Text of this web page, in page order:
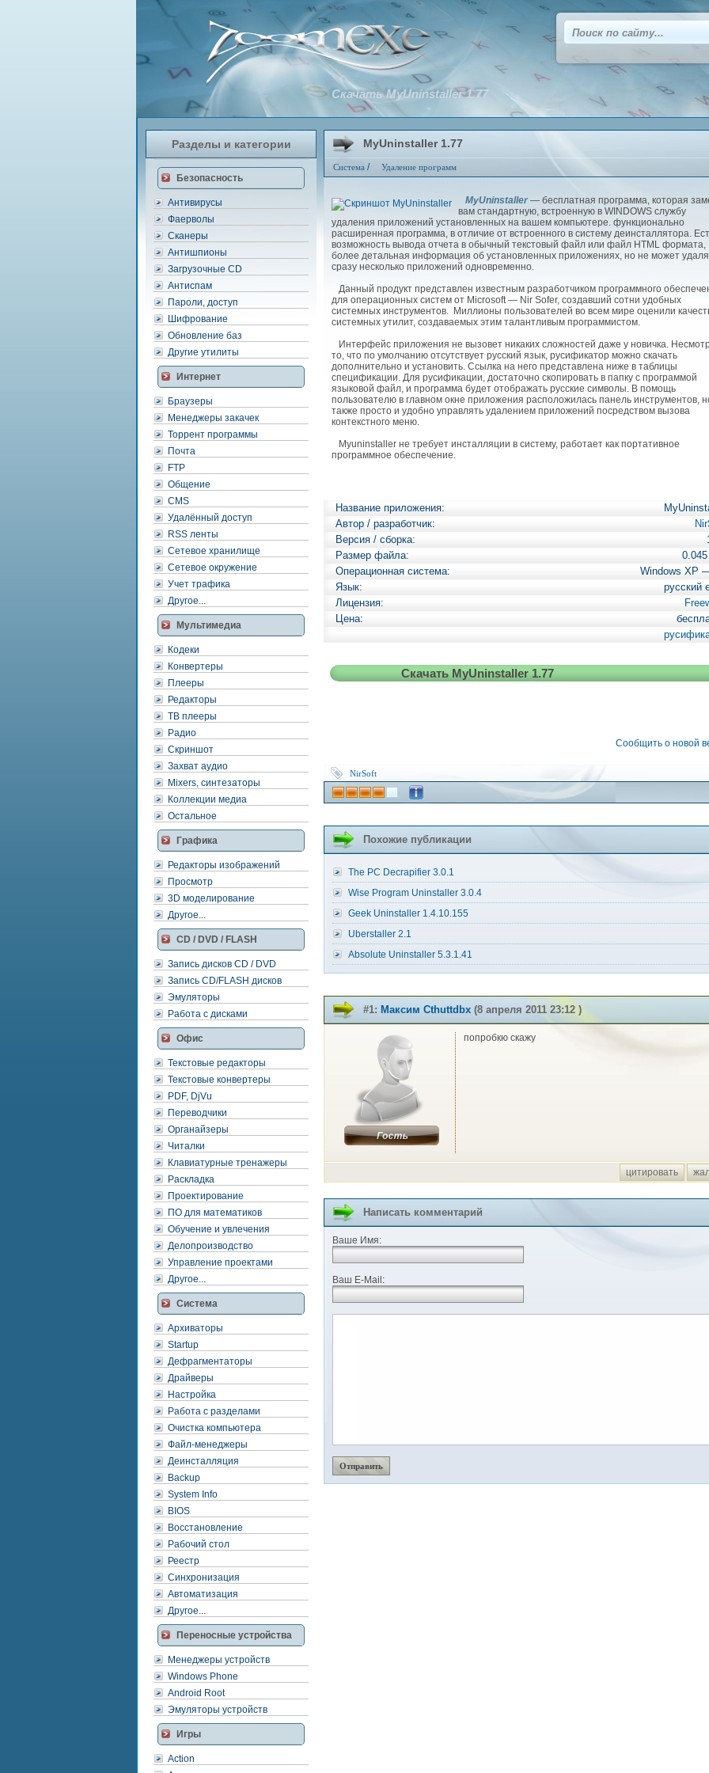
Разделы и категории
Безопасность
Антивирусы
Фаерволы
Сканеры
Антишпионы
Загрузочные CD
Антиспам
Пароли, доступ
Шифрование
Обновление баз
Другие утилиты
Интернет
Браузеры
Менеджеры закачек
Торрент программы
Почта
FTP
Общение
CMS
Удалённый доступ
RSS ленты
Сетевое хранилище
Сетевое окружение
Учет трафика
Другое...
Мультимедиа
Кодеки
Конвертеры
Плееры
Редакторы
ТВ плееры
Радио
Скриншот
Захват аудио
Mixers, синтезаторы
Коллекции медиа
Остальное
Графика
Редакторы изображений
Просмотр
3D моделирование
Другое...
CD / DVD / FLASH
Запись дисков CD / DVD
Запись CD/FLASH дисков
Эмуляторы
Работа с дисками
Офис
Текстовые редакторы
Текстовые конвертеры
PDF, DjVu
Переводчики
Органайзеры
Читалки
Клавиатурные тренажеры
Раскладка
Проектирование
ПО для математиков
Обучение и увлечения
Делопроизводство
Управление проектами
Другое...
Система
Архиваторы
Startup
Дефрагментаторы
Драйверы
Настройка
Работа с разделами
Очистка компьютера
Файл-менеджеры
Деинсталляция
Backup
System Info
BIOS
Восстановление
Рабочий стол
Реестр
Синхронизация
Автоматизация
Другое...
Переносные устройства
Менеджеры устройств
Windows Phone
Android Root
Эмуляторы устройств
Игры
Action
MyUninstaller 1.77
Система / Удаление программ
Скачать MyUninstaller 1.77
MyUninstaller — бесплатная программа, которая
вам стандартную, встроенную в WINDOWS службу
удаления приложений установленных на вашем компьютере. функционально
расширенная программа, в отличие от встроенного в систему деинсталлятора.
возможность вывода отчета в обычный текстовый файл или файл HTML формата,
более детальная информация об установленных приложениях, но не может
сразу несколько приложений одновременно.
Данный продукт представлен известным разработчиком программного
для операционных систем от Microsoft — Nir Sofer, создавший сотни удобных
системных инструментов. Миллионы пользователей во всем мире оценили
системных утилит, создаваемых этим талантливым программистом.
Интерфейс приложения не вызовет никаких сложностей даже у новичка.
то, что по умолчанию отсутствует русский язык, русификатор можно скачать
дополнительно и установить. Ссылка на него представлена ниже в таблицы
спецификации. Для русификации, достаточно скопировать в папку с программой
языковой файл, и программа будет отображать русские символы. В помощь
пользователю в главном окне приложения расположилась панель инструментов,
также просто и удобно управлять удалением приложений посредством вызова
контекстного меню.
Myuninstaller не требует инсталляции в систему, работает как портативное
программное обеспечение.
Название приложения:
Автор / разработчик:
Версия / сборка:
Размер файла:
Операционная система:
Windows XP
Язык:
русский
Лицензия:
Цена:
Скачать MyUninstaller 1.77
Сообщить о новой
NirSoft
Похожие публикации
The PC Decrapifier 3.0.1
Wise Program Uninstaller 3.0.4
Geek Uninstaller 1.4.10.155
Uberstaller 2.1
Absolute Uninstaller 5.3.1.41
#1: Максим Cthuttdbx (8 апреля 2011 23:12 )
попробкю скажу
цитировать
Написать комментарий
Ваше Имя:
Ваш E-Mail: